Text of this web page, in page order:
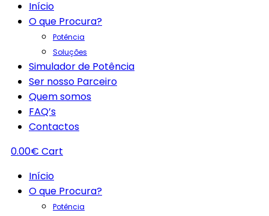
Início
O que Procura?
Potência
Soluções
Simulador de Potência
Ser nosso Parceiro
Quem somos
FAQ’s
Contactos
0.00€ Cart
Início
O que Procura?
Potência